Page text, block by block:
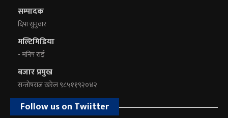
सम्पादक
दिपा सुनुवार
मल्टिमिडिया
- मनिष राई
बजार प्रमुख
सन्तोषराज खरेल ९८५११९२०४२
Follow us on Twiitter